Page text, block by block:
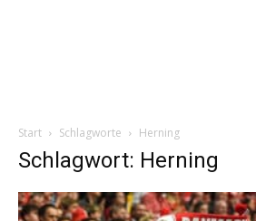
Start Schlagworte Herning
Schlagwort: Herning